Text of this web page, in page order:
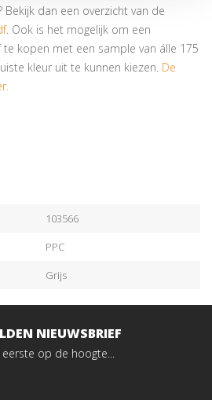
Bekijk dan een overzicht van de
. Ook is het mogelijk om een
kopen met een sample van álle 175
kleur uit te kunnen kiezen. De
103566
PPC
Grijs
NIEUWSBRIEF
eerste op de hoogte...